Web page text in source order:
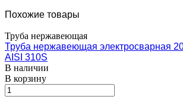
Похожие товары
Труба нержавеющая
Труба нержавеющая электросварная
AISI 310S
В наличии
В корзину